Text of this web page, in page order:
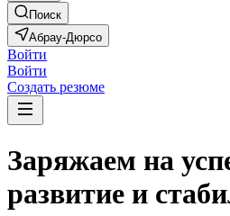
Поиск
Абрау-Дюрсо
Войти
Войти
Создать резюме
Заряжаем на
развитие и